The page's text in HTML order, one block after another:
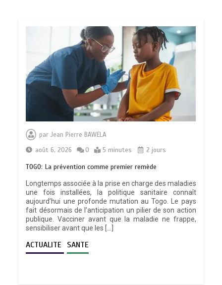
parJean Pierre BAWELA
août 6, 2026
0 5 minutes 2 jours
TOGO: La prévention comme premier remède
Longtemps associée à la prise en charge des maladies
une fois installées, la politique sanitaire connaît
aujourd’hui une profonde mutation au Togo. Le pays
fait désormais de l’anticipation un pilier de son action
publique. Vacciner avant que la maladie ne frappe,
sensibiliser avant que les […]
ACTUALITE SANTE